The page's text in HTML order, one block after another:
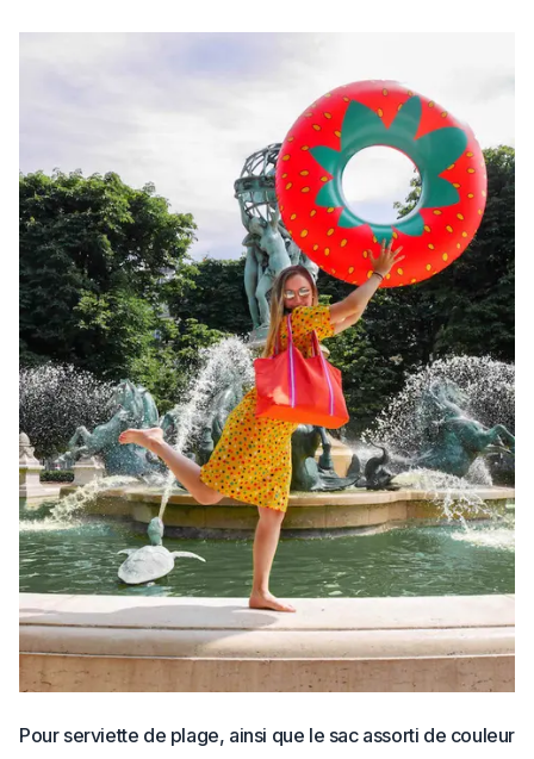
Pour serviette de plage, ainsi que le sac assorti de couleur